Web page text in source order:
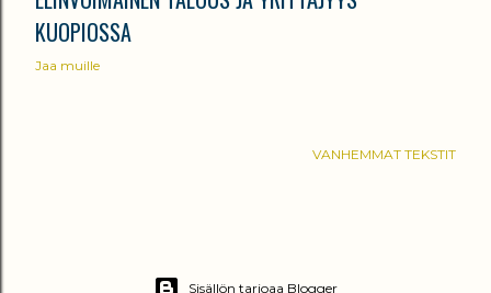
KUOPIOSSA
Jaa muille
VANHEMMAT TEKSTIT
Sisällön tarjoaa Blogger